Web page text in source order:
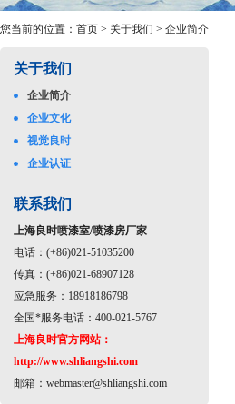
您当前的位置： 首页 > 关于我们 > 企业简介
关于我们
企业简介
企业文化
视觉良时
企业认证
联系我们
上海良时喷漆室/喷漆房厂家
电话：(+86)021-51035200
传真：(+86)021-68907128
应急服务：18918186798
全国*服务电话：400-021-5767
上海良时官方网站：
http://www.shliangshi.com
邮箱： webmaster@shliangshi.com